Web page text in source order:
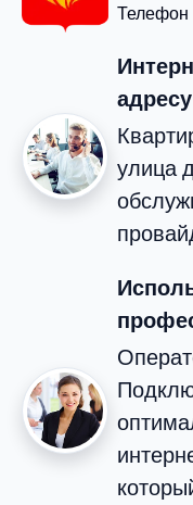
Телефон
адресу
улица